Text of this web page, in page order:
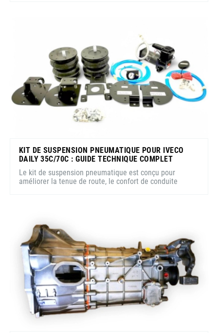
KIT DE SUSPENSION PNEUMATIQUE POUR IVECO
DAILY 35C/70C : GUIDE TECHNIQUE COMPLET
Le kit de suspension pneumatique est conçu pour
améliorer la tenue de route, le confort de conduite